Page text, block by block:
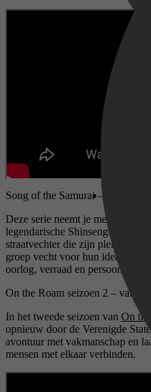
Song of the Samurai – vanaf 9 mei
Deze serie neemt je mee naar
legendarische Shinsengumi.
straatvechter die zijn plek vindt
groep vecht voor hun idealen,
oorlog, verraad en persoonlijke
On the Roam seizoen 2 – vanaf
In het tweede seizoen van On the
opnieuw door de Verenigde
avontuur met vakmanschap en
mensen met elkaar verbinden.